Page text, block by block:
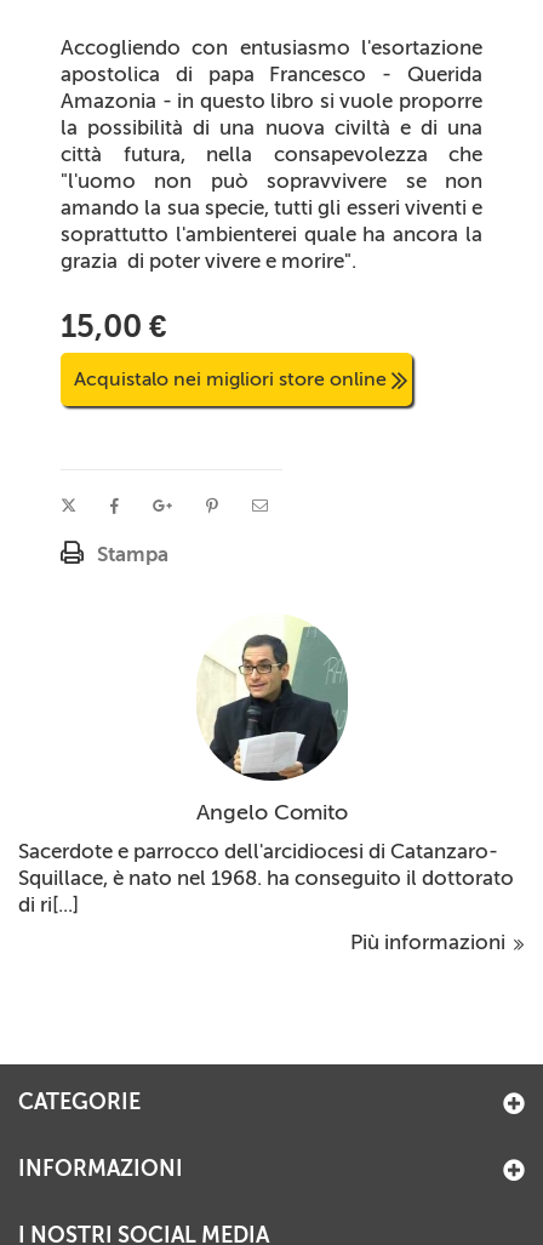
Accogliendo con entusiasmo l'esortazione
apostolica di papa Francesco - Querida
Amazonia - in questo libro si vuole proporre
la possibilità di una nuova civiltà e di una
città futura, nella consapevolezza che
"l'uomo non può sopravvivere se non
amando la sua specie, tutti gli esseri viventi e
soprattutto l'ambienterei quale ha ancora la
grazia di poter vivere e morire".
15,00 €
Acquistalo nei migliori store online
Stampa
Angelo Comito
Sacerdote e parrocco dell'arcidiocesi di Catanzaro-
Squillace, è nato nel 1968. ha conseguito il dottorato
di ri[...]
Più informazioni
CATEGORIE
INFORMAZIONI
I NOSTRI SOCIAL MEDIA